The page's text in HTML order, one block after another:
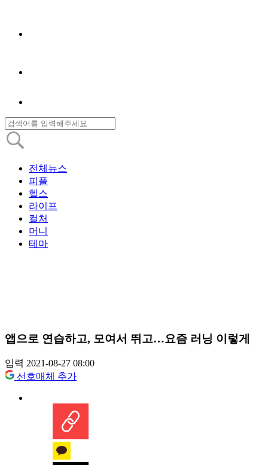
전체뉴스
피플
헬스
라이프
컬처
머니
테마
앱으로 연습하고, 모여서 뛰고…요즘 러닝 이렇게
입력 2021-08-27 08:00
선호매체 추가